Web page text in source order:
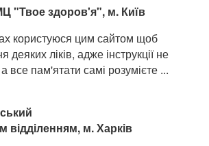
"Твое здоров'я", м. Київ
користуюся цим сайтом щоб
деяких ліків, адже інструкції не
все пам'ятати самі розумієте ...
відділенням, м. Харків